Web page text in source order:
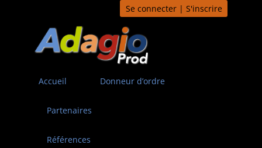
Se connecter | S'inscrire
Accueil
Partenaires
Références
Donneur d’ordre